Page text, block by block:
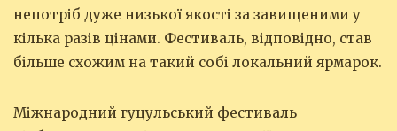
непотріб дуже низької якості за завищеними у
кілька разів цінами. Фестиваль, відповідно, став
більше схожим на такий собі локальний ярмарок.
Міжнародний гуцульський фестиваль